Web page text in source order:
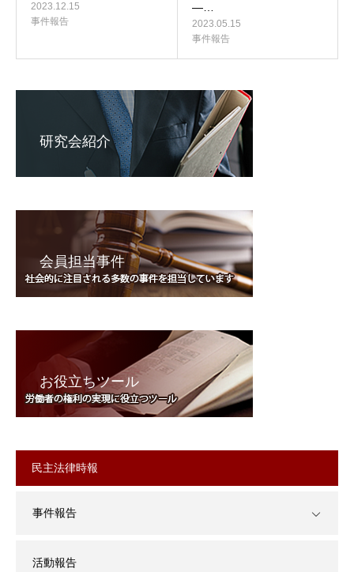
2023.12.15
事件報告
―…
2023.05.15
事件報告
研究会紹介
会員担当事件
お役立ちツール
民主法律時報
事件報告
活動報告